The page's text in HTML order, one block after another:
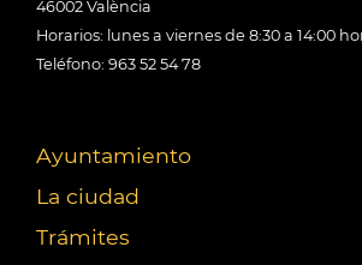
46002 València
Horarios: lunes a viernes de 8:30 a 14:00
Teléfono: 963 52 54 78
Ayuntamiento
La ciudad
Trámites